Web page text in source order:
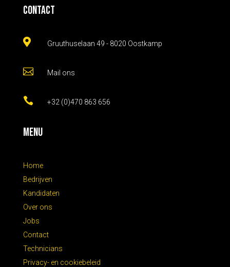
Contact
 Gruuthuselaan 49 - 8020 Oostkamp
 Mail ons
 +32 (0)470 863 656
Menu
Home
Bedrijven
Kandidaten
Over ons
Jobs
Contact
Technicians
Privacy- en cookiebeleid